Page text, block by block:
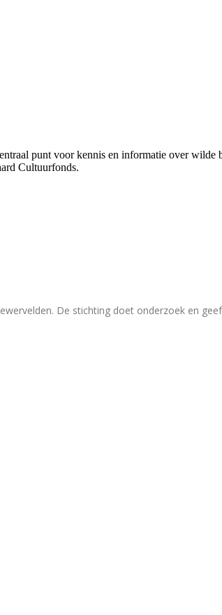
punt voor kennis en informatie over
Cultuurfonds.
De stichting doet onderzoek en